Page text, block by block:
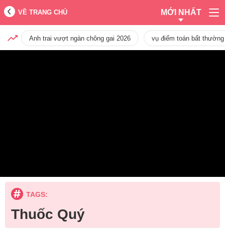
VỀ TRANG CHỦ MỚI NHẤT
Anh trai vượt ngàn chông gai 2026 vụ điểm toán bất
TAGS:
Thuốc Quý